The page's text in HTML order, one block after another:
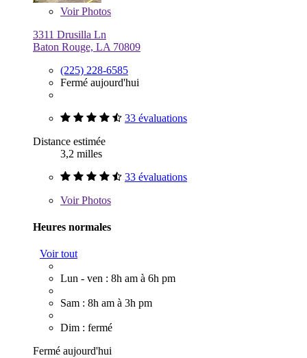
VoirPhotos
3311 Drusilla Ln
Baton Rouge, LA 70809
(225) 228-6585
Fermé aujourd'hui
33 évaluations
Distance estimée
3,2 milles
33 évaluations
VoirPhotos
Heures normales
Voir tout
Lun - ven : 8h am à 6h pm
Sam : 8h am à 3h pm
Dim : fermé
Fermé aujourd'hui